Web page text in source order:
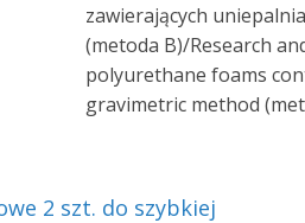
zawierających
(metoda B)/Research
polyurethane foams
gravimetric method
2 szt. do szybkiej